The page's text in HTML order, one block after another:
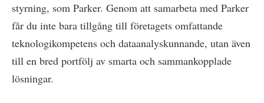
styrning, som Parker. Genom att samarbeta med Parker
får du inte bara tillgång till företagets omfattande
teknologikompetens och dataanalyskunnande, utan även
till en bred portfölj av smarta och sammankopplade
lösningar.